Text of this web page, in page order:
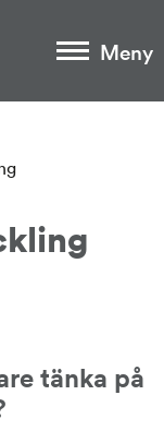
Meny
tänka på